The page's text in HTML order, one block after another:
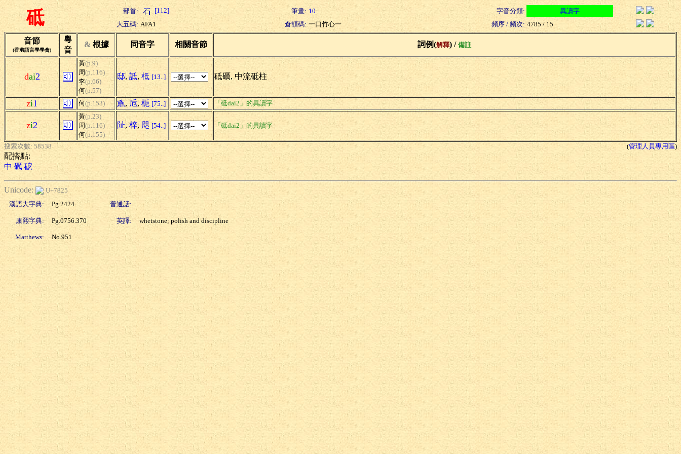
砥 部首: [112] 筆畫: 10 字音分類:
異讀字
大五碼: AFA1 倉頡碼: 一口竹心一 頻序 / 頻次: 4785 / 15
音節
(香港語言學學會)
粵
音
& 根據 同音字 相關音節 詞例(解釋) / 備註
dai2
黃(p.9)
周(p.116)
李(p.66)
何(p.57)
邸, 詆, 柢 [13..] 砥礪, 中流砥柱
zi1 何(p.153) 鼒, 卮, 梔 [75..] 「砥dai2」的異讀字
zi2
黃(p.23)
周(p.116)
何(p.155)
阯, 梓, 咫 [54..] 「砥dai2」的異讀字
搜索次數: 58538 (管理人員專用區)
配搭點:
中 礪 砨
Unicode:
U+7825
漢語大字典:
Pg.2424 普通話:
康熙字典: Pg.0756.370 英譯: whetstone; polish and discipline
Matthews: No.951